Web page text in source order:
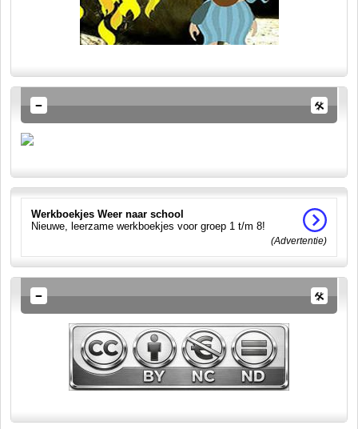
Werkboekjes Weer naar school
Nieuwe, leerzame werkboekjes voor groep 1 t/m 8!
(Advertentie)